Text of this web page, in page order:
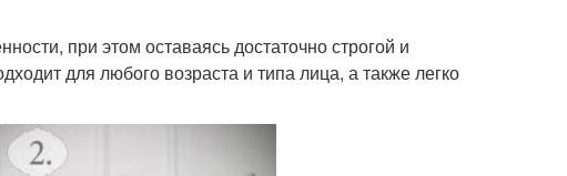
при этом оставаясь достаточно строгой и
для любого возраста и типа лица, а также легко